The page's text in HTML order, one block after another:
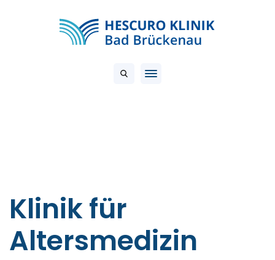
Klinik für
Altersmedizin